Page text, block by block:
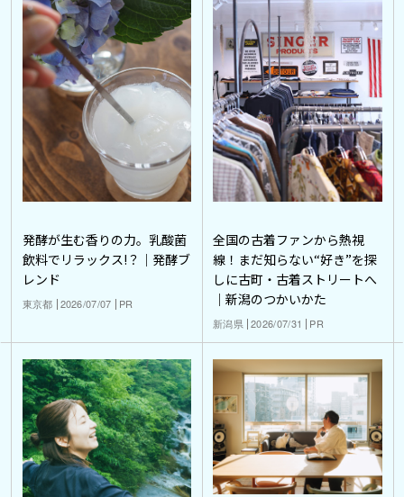
発酵が生む香りの力。乳酸菌
飲料でリラックス!？｜発酵ブ
レンド
東京都 2026/07/07 PR
全国の古着ファンから熱視
線！まだ知らない“好き”を探
しに古町・古着ストリートへ
｜新潟のつかいかた
新潟県 2026/07/31 PR